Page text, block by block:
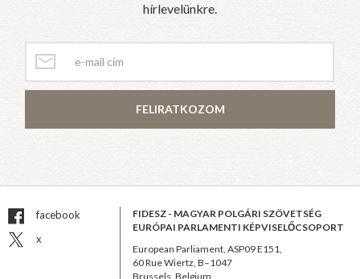
hírlevelünkre.
FELIRATKOZOM
facebook
x
FIDESZ - MAGYAR POLGÁRI SZÖVETSÉG
EURÓPAI PARLAMENTI KÉPVISELŐCSOPORT
European Parliament, ASP09 E151,
60 Rue Wiertz, B–1047
Brussels, Belgium